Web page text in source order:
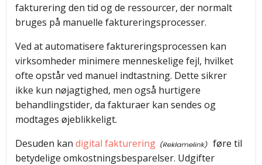
fakturering den tid og de ressourcer, der normalt
bruges på manuelle faktureringsprocesser.
Ved at automatisere faktureringsprocessen kan
virksomheder minimere menneskelige fejl, hvilket
ofte opstår ved manuel indtastning. Dette sikrer
ikke kun nøjagtighed, men også hurtigere
behandlingstider, da fakturaer kan sendes og
modtages øjeblikkeligt.
Desuden kan digital fakturering
føre til
betydelige omkostningsbesparelser. Udgifter